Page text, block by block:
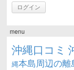
menu
沖縄口コミ
縄本島周辺の離